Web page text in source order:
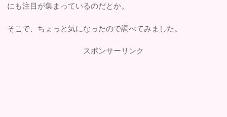
にも注目が集まっているのだとか。
そこで、ちょっと気になったので調べてみました。
スポンサーリンク